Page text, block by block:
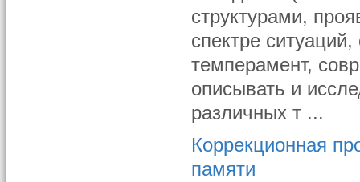
структурами,
спектре
темперамент,
описывать и
различных т ...
Коррекционная
памяти